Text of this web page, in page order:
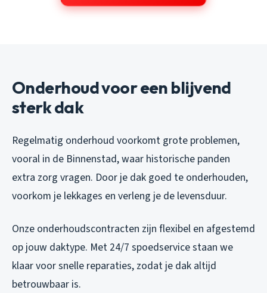
Onderhoud voor een blijvend
sterk dak
Regelmatig onderhoud voorkomt grote problemen,
vooral in de Binnenstad, waar historische panden
extra zorg vragen. Door je dak goed te onderhouden,
voorkom je lekkages en verleng je de levensduur.
Onze onderhoudscontracten zijn flexibel en afgestemd
op jouw daktype. Met 24/7 spoedservice staan we
klaar voor snelle reparaties, zodat je dak altijd
betrouwbaar is.